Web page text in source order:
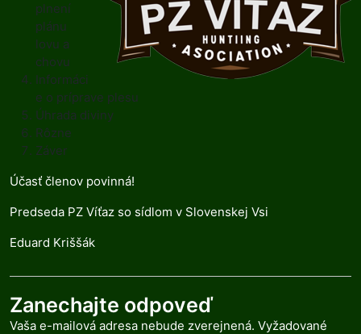
plnení
plánu
lovu a
chovu
Informáci
e o príprave plesu
Úhrada diviny
Rôzne
Záver
Účasť členov povinná!
Predseda PZ Víťaz so sídlom v Slovenskej Vsi
Eduard Kriššák
Zanechajte odpoveď
Vaša e-mailová adresa nebude zverejnená. Vyžadované